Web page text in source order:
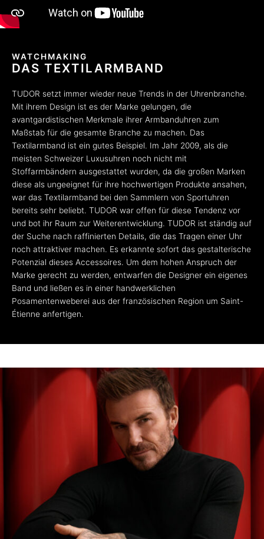
WATCHMAKING
DAS TEXTILARMBAND
TUDOR setzt immer wieder neue Trends in der Uhrenbranche.
Mit ihrem Design ist es der Marke gelungen, die
avantgardistischen Merkmale ihrer Armbanduhren zum
Maßstab für die gesamte Branche zu machen. Das
Textilarmband ist ein gutes Beispiel. Im Jahr 2009, als die
meisten Schweizer Luxusuhren noch nicht mit
Stoffarmbändern ausgestattet wurden, da die großen Marken
diese als ungeeignet für ihre hochwertigen Produkte ansahen,
war das Textilarmband bei den Sammlern von Sportuhren
bereits sehr beliebt. TUDOR war offen für diese Tendenz vor
und bot ihr Raum zur Weiterentwicklung. TUDOR ist ständig auf
der Suche nach raffinierten Details, die das Tragen einer Uhr
noch attraktiver machen. Es erkannte sofort das gestalterische
Potenzial dieses Accessoires. Um dem hohen Anspruch der
Marke gerecht zu werden, entwarfen die Designer ein eigenes
Band und ließen es in einer handwerklichen
Posamentenweberei aus der französischen Region um Saint-
Étienne anfertigen.